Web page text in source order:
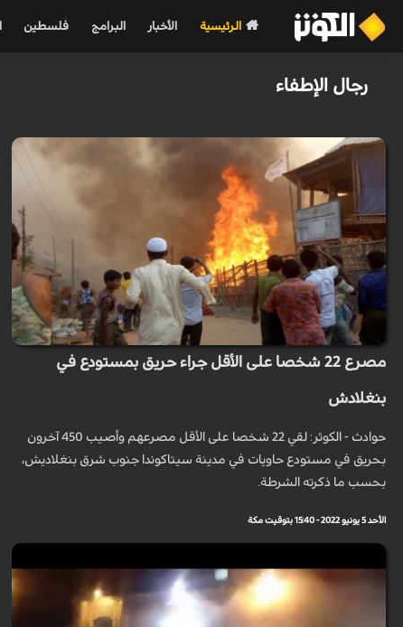
الرئيسية الأخبار البرامج فلسطين
رجال الإطفاء
مصرع 22 شخصا على الأقل جراء حريق بمستودع في
بنغلادش
حوادث - الكوثر: لقي 22 شخصا على الأقل مصرعهم وأصيب 450 آخرون
بحريق في مستودع حاويات في مدينة سيتاكوندا جنوب شرق بنغلاديش،
بحسب ما ذكرته الشرطة.
الأحد 5 يونيو 2022 - 15:40 بتوقيت مكة